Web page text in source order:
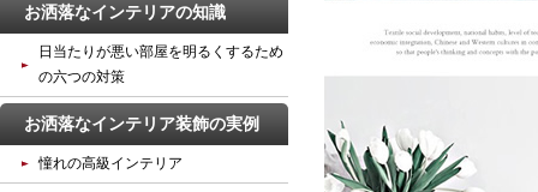
お洒落なインテリアの知識
日当たりが悪い部屋を明るくするため
の六つの対策
お洒落なインテリア装飾の実例
憧れの高級インテリア